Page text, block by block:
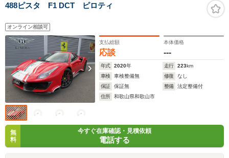
488ピスタ F1 DCT ピロティ
オンライン相談可
支払総額
応談
本体価格
---
年式 2020年 走行 223km
車検
車検整備無 修復
なし
保証
保証無 整備
法定整備付
住所
和歌山県和歌山市
無
料
今すぐ在庫確認・見積依頼
電話する